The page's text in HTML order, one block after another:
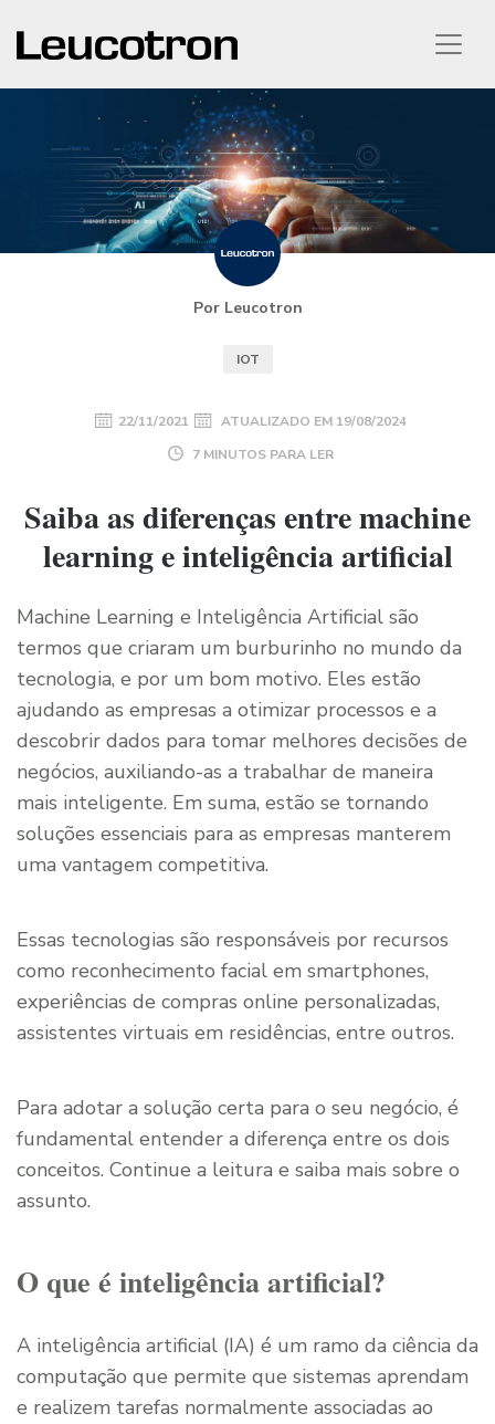
Por Leucotron
IOT
22/11/2021 ATUALIZADO EM 19/08/2024
7 MINUTOS PARA LER
Saiba as diferenças entre machine
learning e inteligência artificial
Machine Learning e Inteligência Artificial são
termos que criaram um burburinho no mundo da
tecnologia, e por um bom motivo. Eles estão
ajudando as empresas a otimizar processos e a
descobrir dados para tomar melhores decisões de
negócios, auxiliando-as a trabalhar de maneira
mais inteligente. Em suma, estão se tornando
soluções essenciais para as empresas manterem
uma vantagem competitiva.
Essas tecnologias são responsáveis ​​por recursos
como reconhecimento facial em smartphones,
experiências de compras online personalizadas,
assistentes virtuais em residências, entre outros.
Para adotar a solução certa para o seu negócio, é
fundamental entender a diferença entre os dois
conceitos. Continue a leitura e saiba mais sobre o
assunto.
O que é inteligência artificial?
A inteligência artificial (IA) é um ramo da ciência da
computação que permite que sistemas aprendam
e realizem tarefas normalmente associadas ao